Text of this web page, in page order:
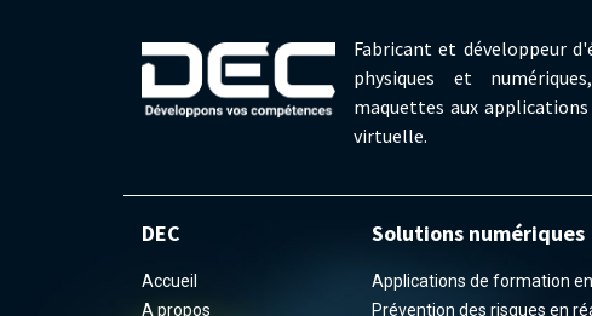
Fabricant et développeur
physiques et
maquettes aux
virtuelle.
DEC
Accueil
A propos
Solutions numériques
Applications de formation
Prévention des risques en